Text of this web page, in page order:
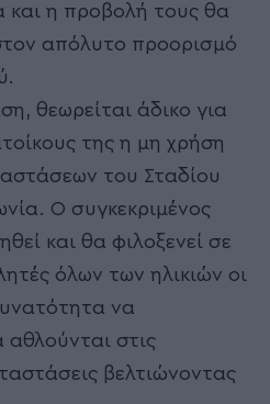
και η προβολή τους θα
απόλυτο προορισμό
θεωρείται άδικο για
της η μη χρήση
του Σταδίου
Ο συγκεκριμένος
και θα φιλοξενεί σε
όλων των ηλικιών οι
να
στις
βελτιώνοντας